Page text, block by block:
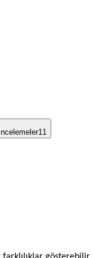
İncelemeler11